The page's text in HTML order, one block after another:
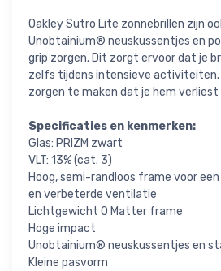
Oakley Sutro Lite zonnebrillen zijn
Unobtainium® neuskussentjes en
grip zorgen. Dit zorgt ervoor dat je
zelfs tijdens intensieve
zorgen te maken dat je hem verliest
Specificaties en kenmerken:
Glas: PRIZM zwart
VLT: 13% (cat. 3)
Hoog, semi-randloos frame voor
en verbeterde ventilatie
Lichtgewicht O Matter frame
Hoge impact
Unobtainium® neuskussentjes en
Kleine pasvorm